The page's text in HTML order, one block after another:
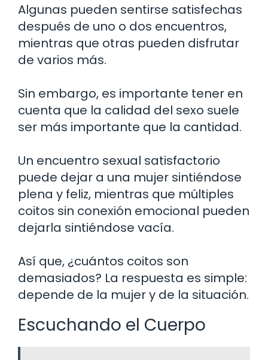
Algunas pueden sentirse satisfechas
después de uno o dos encuentros,
mientras que otras pueden disfrutar
de varios más.
Sin embargo, es importante tener en
cuenta que la calidad del sexo suele
ser más importante que la cantidad.
Un encuentro sexual satisfactorio
puede dejar a una mujer sintiéndose
plena y feliz, mientras que múltiples
coitos sin conexión emocional pueden
dejarla sintiéndose vacía.
Así que, ¿cuántos coitos son
demasiados? La respuesta es simple:
depende de la mujer y de la situación.
Escuchando el Cuerpo